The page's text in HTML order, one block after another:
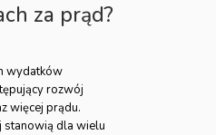
za prąd?
wydatków
rozwój
więcej prądu.
stanowią dla wielu